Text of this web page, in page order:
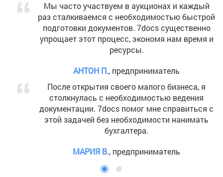
Мы часто участвуем в аукционах и каждый
раз сталкиваемся с необходимостью быстрой
подготовки документов. 7docs существенно
упрощает этот процесс, экономя нам время и
ресурсы.
АНТОН П., предприниматель
После открытия своего малого бизнеса, я
столкнулась с необходимостью ведения
документации. 7docs помог мне справиться с
этой задачей без необходимости нанимать
бухгалтера.
МАРИЯ В., предприниматель